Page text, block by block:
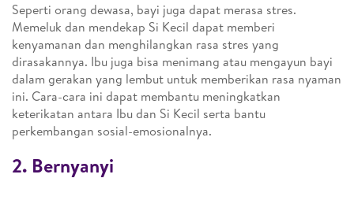
Seperti orang dewasa, bayi juga dapat merasa stres.
Memeluk dan mendekap Si Kecil dapat memberi
kenyamanan dan menghilangkan rasa stres yang
dirasakannya. Ibu juga bisa menimang atau mengayun bayi
dalam gerakan yang lembut untuk memberikan rasa nyaman
ini. Cara-cara ini dapat membantu meningkatkan
keterikatan antara Ibu dan Si Kecil serta bantu
perkembangan sosial-emosionalnya.
2. Bernyanyi